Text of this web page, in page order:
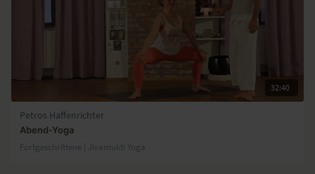
32:40
Petros Haffenrichter
Abend-Yoga
Fortgeschrittene | Jivamukti Yoga